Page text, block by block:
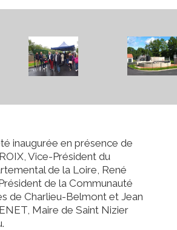
inaugurée en présence de
Vice-Président du
de la Loire, René
de la Communauté
de Charlieu-Belmont et Jean
Maire de Saint Nizier